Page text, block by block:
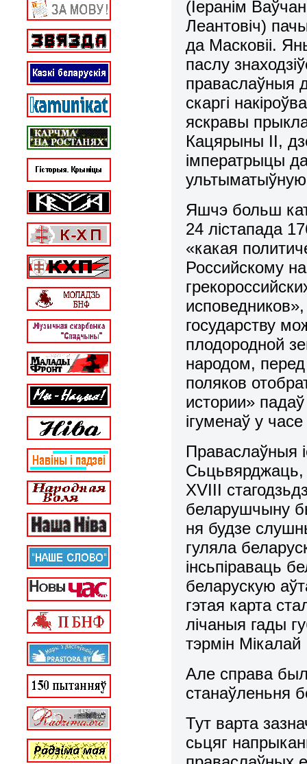
(Іеранім
Леантовіч)
да Масковіі.
паслу
праваслаўныя
скаргі
яскравы
Кацярыны ІІ,
імператрыцы
ультыматыўную
Яшчэ больш
24 лістапада
«какая
Российскому
государству
плодородной
народом,
поляков
истории»
ігуменаў у
Праваслаўныя
Сьцьвярджаць,
ХVІІІ
беларушчыну
ня будзе
гуляла
інсьпіраваць
беларускую
гэтая карта
лічаныя гады
тэрмін Мікалай
Але справа
станаўленьня
Тут варта
сьцяг